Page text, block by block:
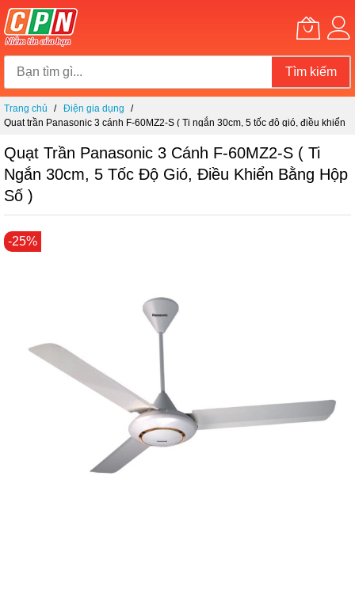
Tìm kiếm
Chuyển
đến
dung
Trang chủ
Điện gia dụng
Quạt trần Panasonic 3 cánh F-60MZ2-S ( Ti ngắn 30cm, 5 tốc độ gió, điều khiển
Quạt Trần Panasonic 3 Cánh F-60MZ2-S ( Ti
Ngắn 30cm, 5 Tốc Độ Gió, Điều Khiển Bằng Hộp
Số )
Chuyển
đến
-25%